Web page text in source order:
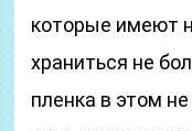
которые имеют
храниться не
пленка в этом